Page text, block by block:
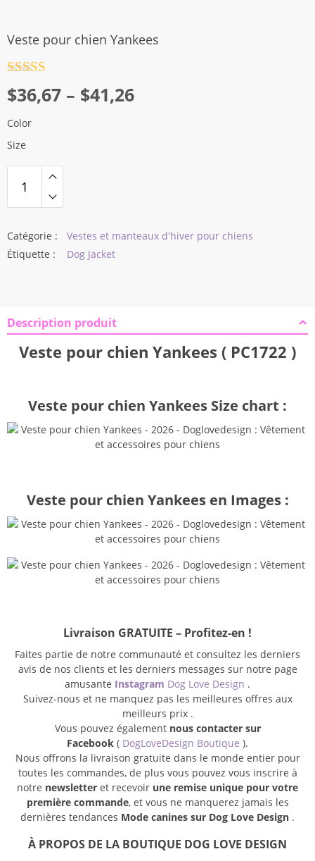
Veste pour chien Yankees
sur 5
$36,67 – $41,26
Plage
de
prix :
$41,26
Color
Size
Catégorie :
Vestes et manteaux d'hiver pour chiens
Étiquette :
Dog Jacket
Description produit
Veste pour chien Yankees ( PC1722 )
Veste pour chien Yankees Size chart :
Veste pour chien Yankees en Images :
Livraison GRATUITE – Profitez-en !
Faites partie de notre communauté et consultez les derniers
avis de nos clients et les derniers messages sur notre page
amusante Instagram Dog Love Design .
Suivez-nous et ne manquez pas les meilleures offres aux
meilleurs prix .
Vous pouvez également nous contacter sur
Facebook ( DogLoveDesign Boutique ).
Nous offrons la livraison gratuite dans le monde entier pour
toutes les commandes, de plus vous pouvez vous inscrire à
notre newsletter et recevoir une remise unique pour votre
première commande, et vous ne manquerez jamais les
dernières tendances Mode canines sur Dog Love Design .
À PROPOS DE LA BOUTIQUE DOG LOVE DESIGN